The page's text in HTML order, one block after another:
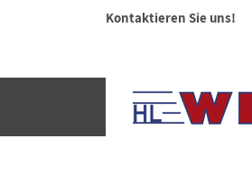
Kontaktieren Sie uns!